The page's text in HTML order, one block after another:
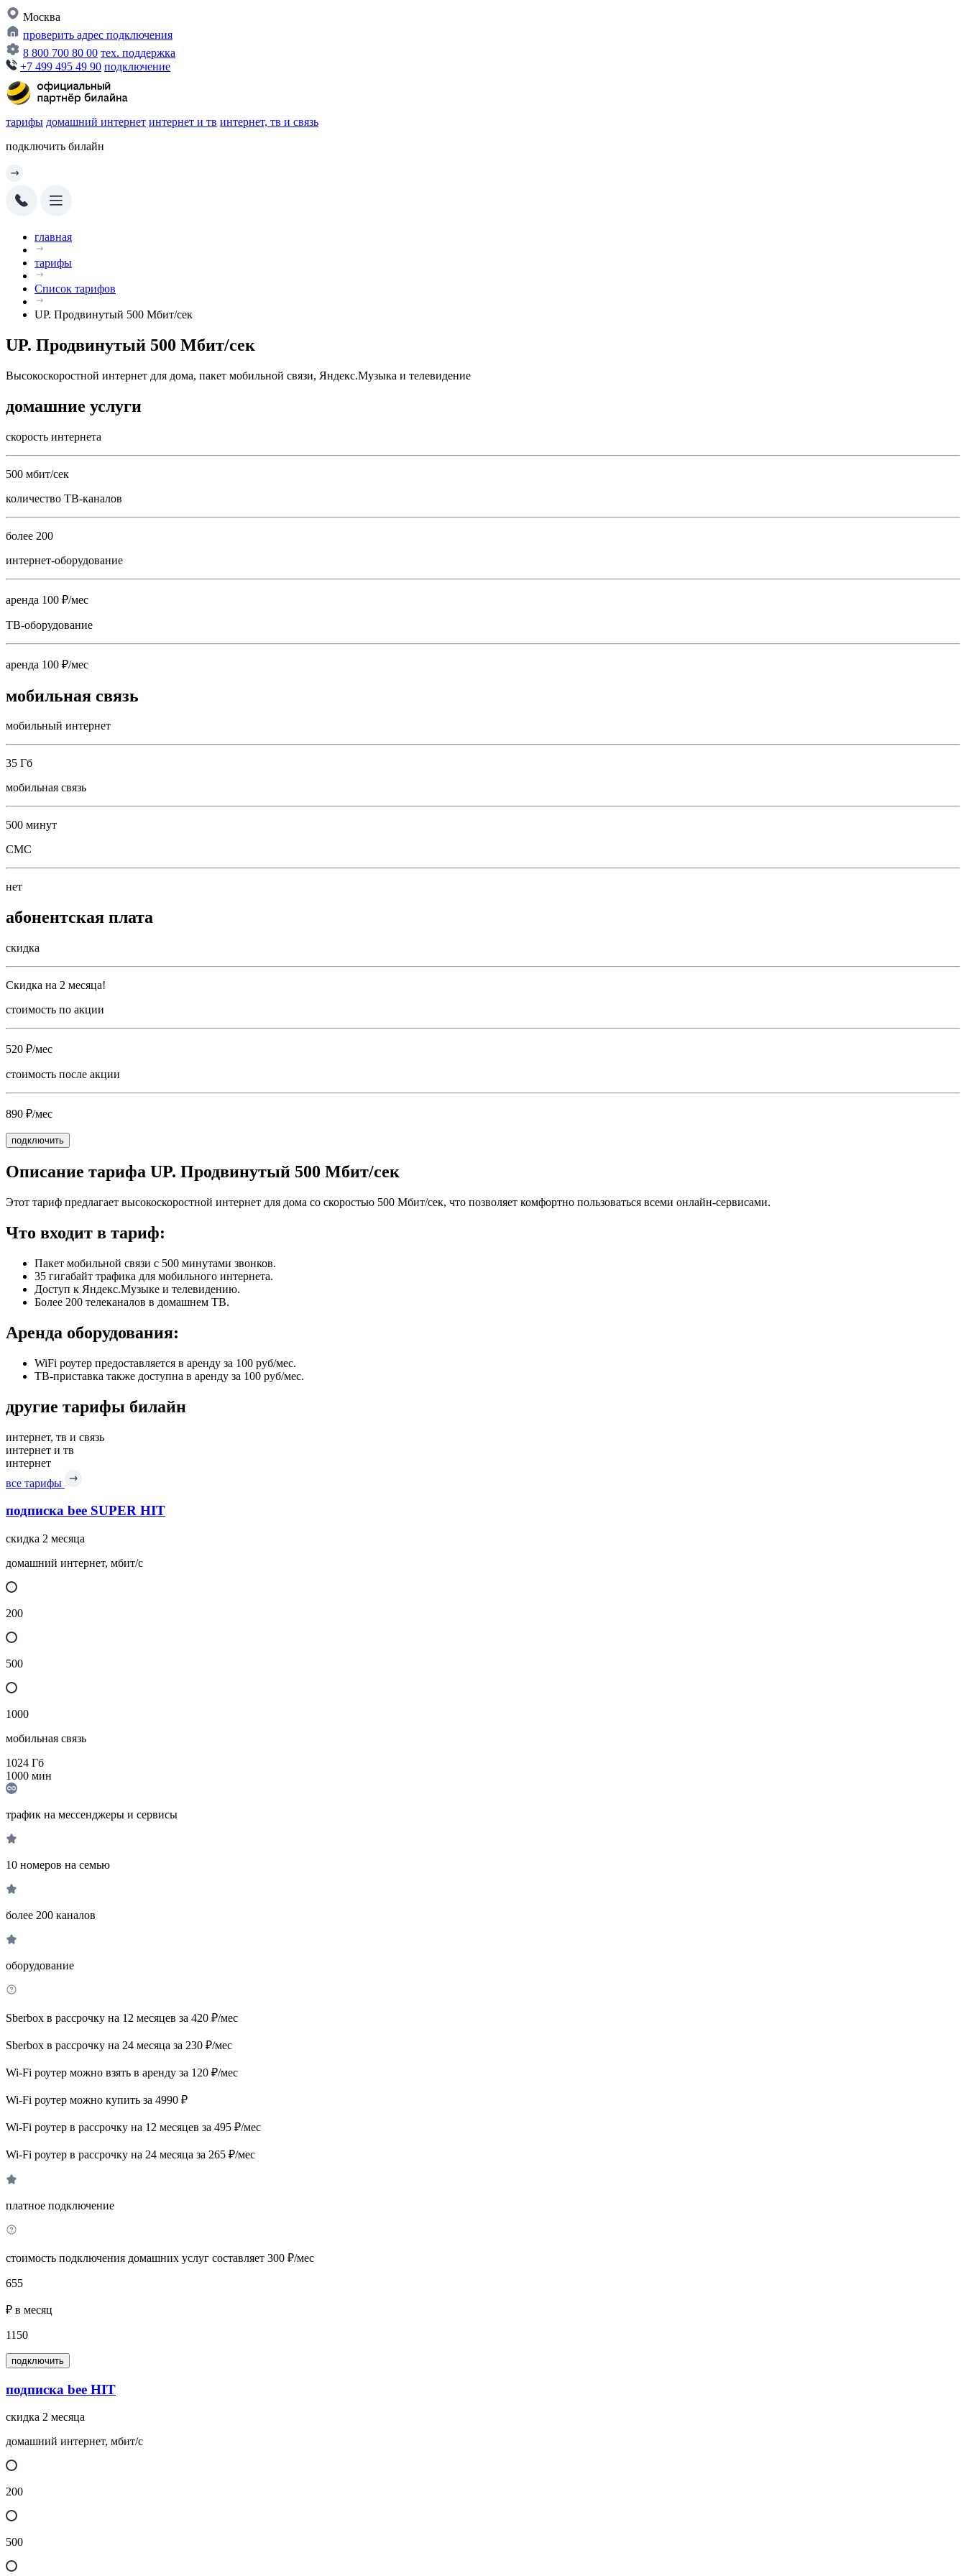
Москва
проверить адрес подключения
8 800 700 80 00 тех. поддержка
+7 499 495 49 90 подключение
тарифы домашний интернет интернет и тв интернет, тв и связь
подключить билайн
главная
тарифы
Список тарифов
UP. Продвинутый 500 Мбит/сек
UP. Продвинутый 500 Мбит/сек
Высокоскоростной интернет для дома, пакет мобильной связи, Яндекс.Музыка и телевидение
домашние услуги
скорость интернета
500 мбит/сек
количество ТВ-каналов
более 200
интернет-оборудование
аренда 100 ₽/мес
ТВ-оборудование
аренда 100 ₽/мес
мобильная связь
мобильный интернет
35 Гб
мобильная связь
500 минут
СМС
нет
абонентская плата
скидка
Скидка на 2 месяца!
стоимость по акции
520 ₽/мес
стоимость после акции
890 ₽/мес
подключить
Описание тарифа UP. Продвинутый 500 Мбит/сек
Этот тариф предлагает высокоскоростной интернет для дома со скоростью 500 Мбит/сек, что позволяет комфортно пользоваться всеми онлайн-сервисами.
Что входит в тариф:
Пакет мобильной связи с 500 минутами звонков.
35 гигабайт трафика для мобильного интернета.
Доступ к Яндекс.Музыке и телевидению.
Более 200 телеканалов в домашнем ТВ.
Аренда оборудования:
WiFi роутер предоставляется в аренду за 100 руб/мес.
ТВ-приставка также доступна в аренду за 100 руб/мес.
другие тарифы билайн
интернет, тв и связь
интернет и тв
интернет
все тарифы
подписка bee SUPER HIT
скидка 2 месяца
домашний интернет, мбит/с
200
500
1000
мобильная связь
1024 Гб
1000 мин
трафик на мессенджеры и сервисы
10 номеров на семью
более 200 каналов
оборудование
Sberbox в рассрочку на 12 месяцев за 420 ₽/мес
Sberbox в рассрочку на 24 месяца за 230 ₽/мес
Wi-Fi роутер можно взять в аренду за 120 ₽/мес
Wi-Fi роутер можно купить за 4990 ₽
Wi-Fi роутер в рассрочку на 12 месяцев за 495 ₽/мес
Wi-Fi роутер в рассрочку на 24 месяца за 265 ₽/мес
платное подключение
стоимость подключения домашних услуг составляет 300 ₽/мес
655
₽ в месяц
1150
подключить
подписка bee HIT
скидка 2 месяца
домашний интернет, мбит/с
200
500